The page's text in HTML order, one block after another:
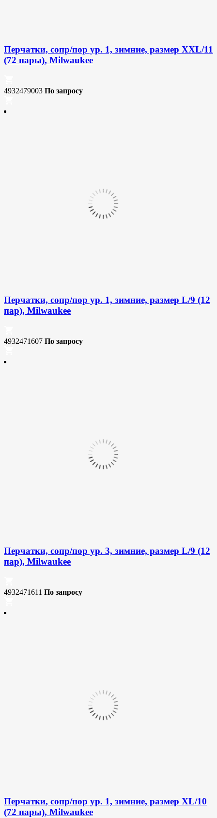
Перчатки, сопр/пор ур. 1, зимние, размер XXL/11
(72 пары), Milwaukee
4932479003 По запросу
Перчатки, сопр/пор ур. 1, зимние, размер L/9 (12
пар), Milwaukee
4932471607 По запросу
Перчатки, сопр/пор ур. 3, зимние, размер L/9 (12
пар), Milwaukee
4932471611 По запросу
Перчатки, сопр/пор ур. 1, зимние, размер XL/10
(72 пары), Milwaukee